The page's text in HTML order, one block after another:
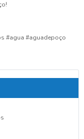
#agua #aguadepoço